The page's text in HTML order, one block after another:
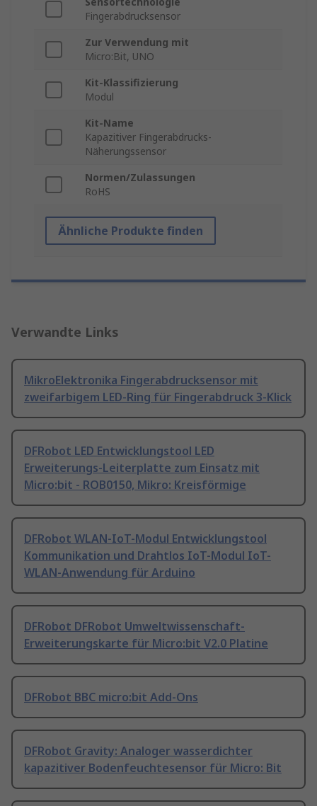
Fingerabdrucksensor
Zur Verwendung mit
Micro:Bit, UNO
Kit-Klassifizierung
Modul
Kit-Name
Kapazitiver Fingerabdrucks-
Näherungssensor
Normen/Zulassungen
RoHS
Ähnliche Produkte finden
Verwandte Links
MikroElektronika Fingerabdrucksensor mit
zweifarbigem LED-Ring für Fingerabdruck 3-Klick
DFRobot LED Entwicklungstool LED
Erweiterungs-Leiterplatte zum Einsatz mit
Micro:bit - ROB0150, Mikro: Kreisförmige
DFRobot WLAN-IoT-Modul Entwicklungstool
Kommunikation und Drahtlos IoT-Modul IoT-
WLAN-Anwendung für Arduino
DFRobot DFRobot Umweltwissenschaft-
Erweiterungskarte für Micro:bit V2.0 Platine
DFRobot BBC micro:bit Add-Ons
DFRobot Gravity: Analoger wasserdichter
kapazitiver Bodenfeuchtesensor für Micro: Bit